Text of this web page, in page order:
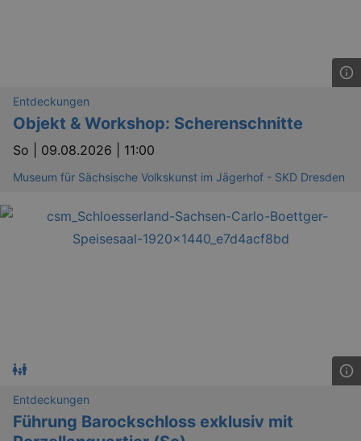
Entdeckungen
Objekt & Workshop: Scherenschnitte
So | 09.08.2026 | 11:00
Museum für Sächsische Volkskunst im Jägerhof - SKD Dresden
Entdeckungen
Führung Barockschloss exklusiv mit